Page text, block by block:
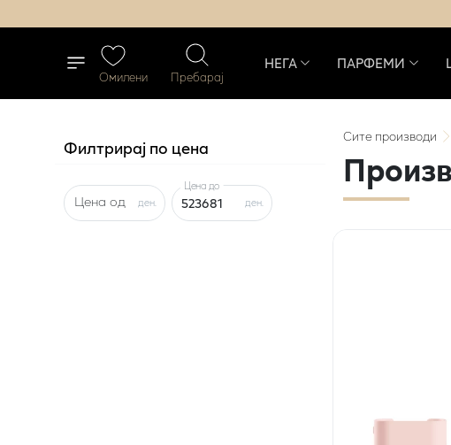
Омилени Пребарај
НЕГА ПАРФЕМИ
Филтрирај по цена
ден.
Цена од ден.
Цена до
Ситепроизводи